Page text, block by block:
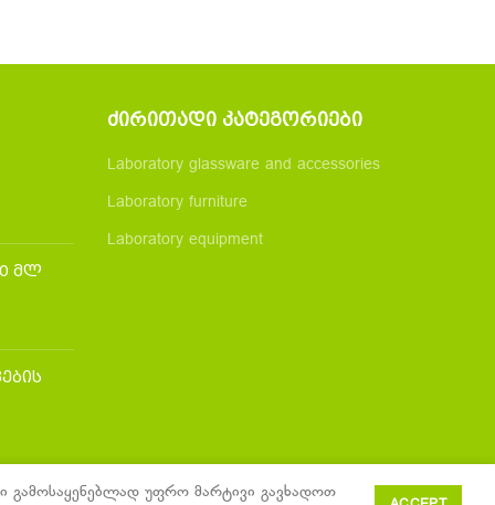
მლ
ᲫᲘᲠᲘᲗᲐᲓᲘ ᲙᲐᲢᲔᲒᲝᲠᲘᲔᲑᲘ
Laboratory glassware and accessories
Laboratory furniture
Laboratory equipment
გამოსაყენებლად უფრო მარტივი გავხადოთ